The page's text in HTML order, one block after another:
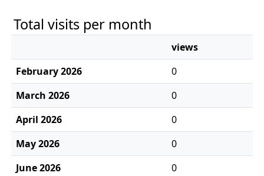
Total visits per month
views
February 2026
0
March 2026
0
April 2026
0
May 2026
0
June 2026
0